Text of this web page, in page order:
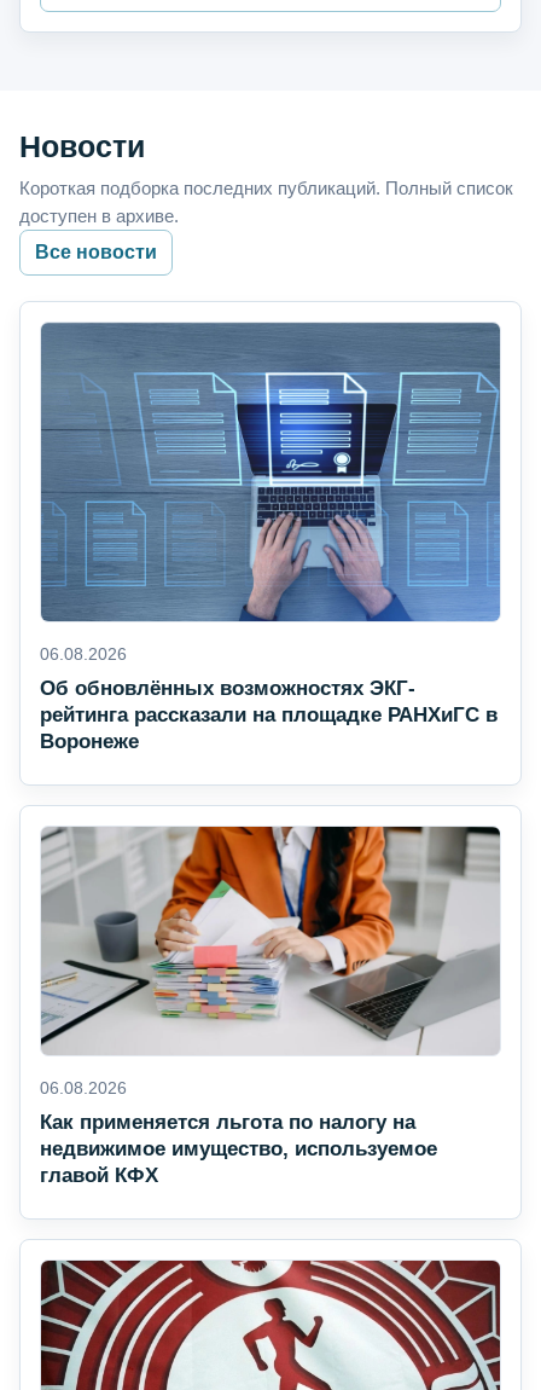
Новости
Короткая подборка последних публикаций. Полный список
доступен в архиве.
Все новости
06.08.2026
Об обновлённых возможностях ЭКГ-
рейтинга рассказали на площадке РАНХиГС в
Воронеже
06.08.2026
Как применяется льгота по налогу на
недвижимое имущество, используемое
главой КФХ